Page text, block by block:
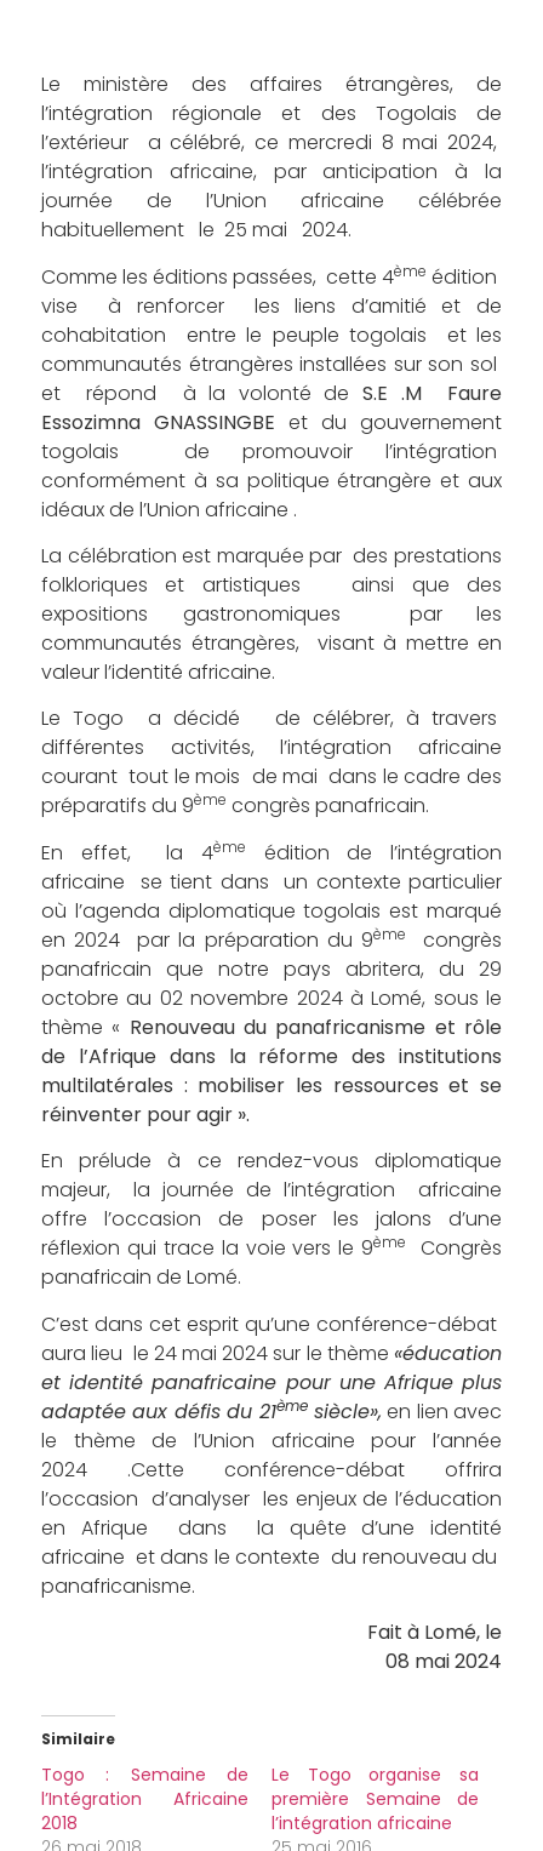
Le ministère des affaires étrangères, de
l’intégration régionale et des Togolais de
l’extérieur a célébré, ce mercredi 8 mai 2024,
l’intégration africaine, par anticipation à la
journée de l’Union africaine célébrée
habituellement le 25 mai 2024.
Comme les éditions passées, cette 4ème édition
vise à renforcer les liens d’amitié et de
cohabitation entre le peuple togolais et les
communautés étrangères installées sur son sol
et répond à la volonté deS.E .M Faure
Essozimna GNASSINGBE et du gouvernement
togolais de promouvoir l’intégration
conformément à sa politique étrangère et aux
idéaux de l’Union africaine .
La célébration est marquée par des prestations
folkloriques et artistiques ainsi que des
expositions gastronomiques par les
communautés étrangères, visant à mettre en
valeur l’identité africaine.
Le Togo a décidé de célébrer, à travers
différentes activités, l’intégration africaine
courant tout le mois de mai dans le cadre des
préparatifs du 9ème congrès panafricain.
En effet, la 4ème
édition de l’intégration
africaine se tient dans un contexte particulier
où l’agenda diplomatique togolais est marqué
en 2024 par la préparation du 9ème
congrès
panafricain que notre pays abritera, du 29
octobre au 02 novembre 2024 à Lomé, sous le
thème « Renouveau du panafricanisme et rôle
de l’Afrique dans la réforme des institutions
multilatérales : mobiliser les ressources et se
réinventer pour agir ».
En prélude à ce rendez-vous diplomatique
majeur, la journée de l’intégration africaine
offre l’occasion de poser les jalons d’une
réflexion qui trace la voie vers le 9ème
Congrès
panafricain de Lomé.
C’est dans cet esprit qu’une conférence-débat
aura lieu le 24 mai 2024 sur le thème «éducation
et identité panafricaine pour une Afrique plus
adaptée aux défis du 21èmesiècle», en lien avec
le thème de l’Union africaine pour l’année
2024 .Cette conférence-débat offrira
l’occasion d’analyser les enjeux de l’éducation
en Afrique dans la quête d’une identité
africaine et dans le contexte du renouveau du
panafricanisme.
Fait à Lomé, le
08 mai 2024
Similaire
Togo : Semaine de
l’Intégration Africaine
2018
Le Togo organise sa
première Semaine de
l’intégration africaine